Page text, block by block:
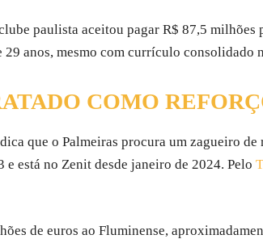
paulista aceitou pagar R$ 87,5
29 anos, mesmo com currículo
COMO
que o Palmeiras procura um zagueiro
e está no Zenit desde janeiro de 2024. Pelo
de euros ao Fluminense,